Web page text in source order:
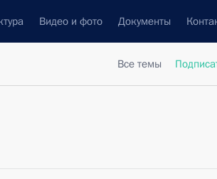
Видео и фото Документы
Все темы